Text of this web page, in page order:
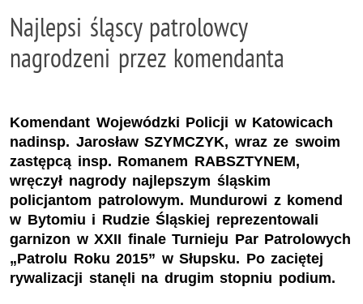
Najlepsi śląscy patrolowcy
nagrodzeni przez komendanta
Komendant Wojewódzki Policji w Katowicach
nadinsp. Jarosław SZYMCZYK, wraz ze swoim
zastępcą insp. Romanem RABSZTYNEM,
wręczył nagrody najlepszym śląskim
policjantom patrolowym. Mundurowi z komend
w Bytomiu i Rudzie Śląskiej reprezentowali
garnizon w XXII finale Turnieju Par Patrolowych
„Patrolu Roku 2015” w Słupsku. Po zaciętej
rywalizacji stanęli na drugim stopniu podium.